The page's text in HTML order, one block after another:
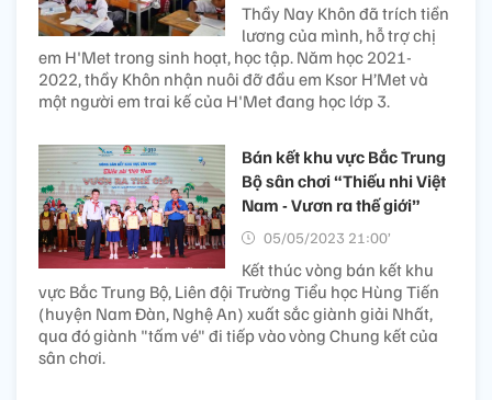
Thầy Nay Khôn đã trích tiền
lương của mình, hỗ trợ chị
em H'Met trong sinh hoạt, học tập. Năm học 2021-
2022, thầy Khôn nhận nuôi đỡ đầu em Ksor H’Met và
một người em trai kế của H'Met đang học lớp 3.
Bán kết khu vực Bắc Trung
Bộ sân chơi “Thiếu nhi Việt
Nam - Vươn ra thế giới”
05/05/2023 21:00’
Kết thúc vòng bán kết khu
vực Bắc Trung Bộ, Liên đội Trường Tiểu học Hùng Tiến
(huyện Nam Đàn, Nghệ An) xuất sắc giành giải Nhất,
qua đó giành "tấm vé" đi tiếp vào vòng Chung kết của
sân chơi.